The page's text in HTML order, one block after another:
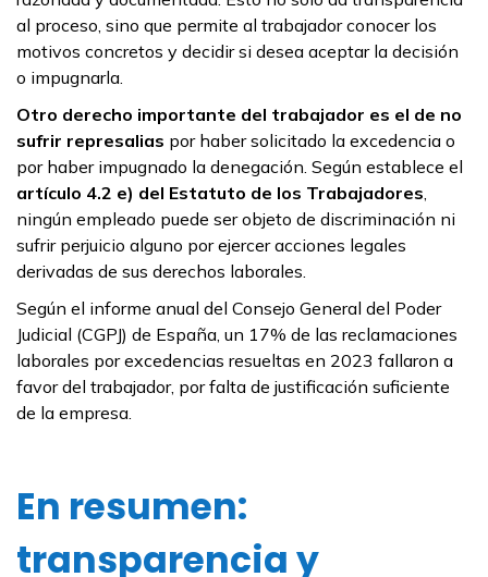
al proceso, sino que permite al trabajador conocer los
motivos concretos y decidir si desea aceptar la decisión
o impugnarla.
Otro derecho importante del trabajador es el de no
sufrir represalias por haber solicitado la excedencia o
por haber impugnado la denegación. Según establece el
artículo 4.2 e) del Estatuto de los Trabajadores
ningún empleado puede ser objeto de discriminación ni
sufrir perjuicio alguno por ejercer acciones legales
derivadas de sus derechos laborales.
Según el informe anual del Consejo General del Poder
Judicial (CGPJ) de España, un 17% de las reclamaciones
laborales por excedencias resueltas en 2023 fallaron a
favor del trabajador, por falta de justificación suficiente
de la empresa.
En resumen:
transparencia y